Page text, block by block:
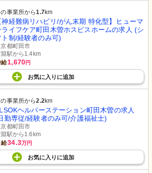
事業所から1.7km
神経難病リハビリ/がん末期 特化型】ヒューマ
ライフケア町田木曽ホスピスホームの求人 (シ
ト制/経験者のみ可)
都町田市
駅から1.4km
給1,670円
お気に入り に追加
事業所から2.2km
ヘルパーステーション町田木曽の求人
勤専従/経験者のみ可/介護福祉士)
都町田市
駅から1.6km
給34.3万円
お気に入り に追加